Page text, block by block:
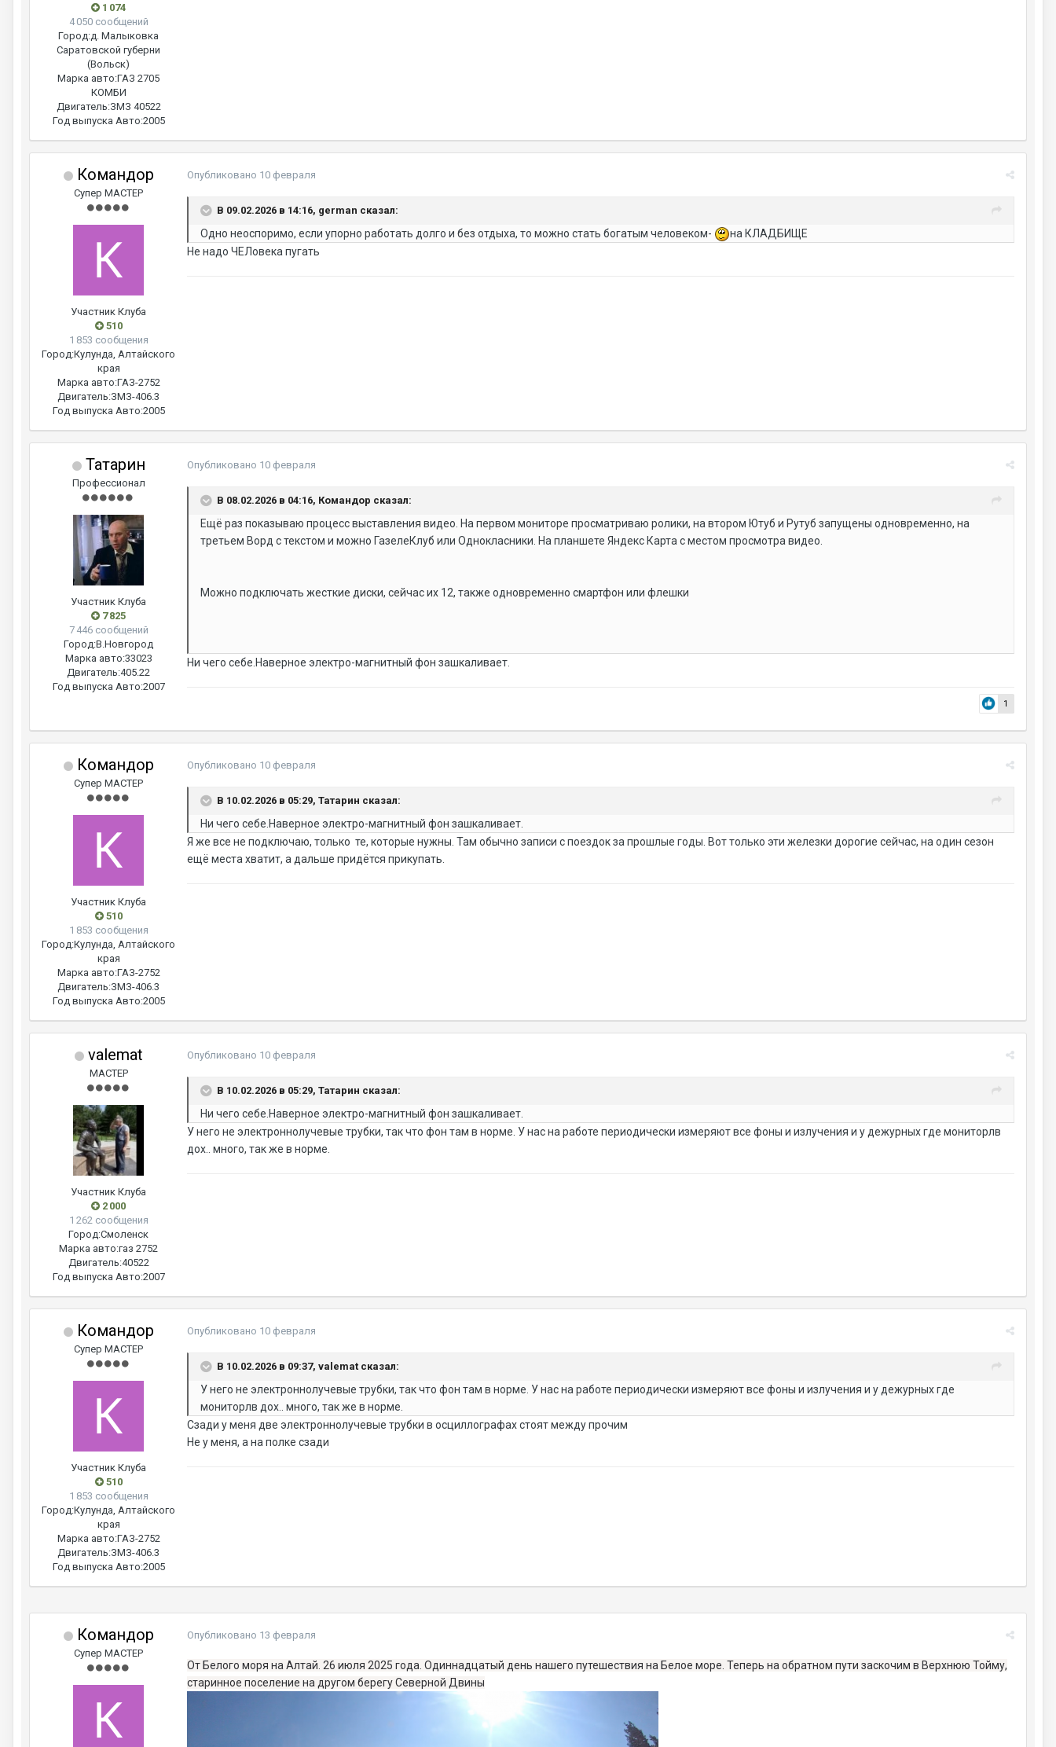
1 074
4 050 сообщений
Город:д. Малыковка
Саратовской губерни
(Вольск)
Марка авто:ГАЗ 2705
КОМБИ
Двигатель:ЗМЗ 40522
Год выпуска Авто:2005
Командор
Супер МАСТЕР
Участник Клуба
510
1 853 сообщения
Город:Кулунда, Алтайского
края
Марка авто:ГАЗ-2752
Двигатель:ЗМЗ-406.3
Год выпуска Авто:2005
Опубликовано 10 февраля
В 09.02.2026 в 14:16, german сказал:
Одно неоспоримо, если упорно работать долго и без отдыха, то можно стать богатым человеком-
на КЛАДБИЩЕ
Не надо ЧЕЛовека пугать
Татарин
Профессионал
Участник Клуба
7 825
7 446 сообщений
Город:В.Новгород
Марка авто:33023
Двигатель:405.22
Год выпуска Авто:2007
Опубликовано 10 февраля
В 08.02.2026 в 04:16, Командор сказал:
Ещё раз показываю процесс выставления видео. На первом мониторе просматриваю ролики, на втором Ютуб и Рутуб запущены одновременно, на
третьем Ворд с текстом и можно ГазелеКлуб или Однокласники. На планшете Яндекс Карта с местом просмотра видео.
Можно подключать жесткие диски, сейчас их 12, также одновременно смартфон или флешки
Ни чего себе.Наверное электро-магнитный фон зашкаливает.
1
Командор
Супер МАСТЕР
Участник Клуба
510
1 853 сообщения
Город:Кулунда, Алтайского
края
Марка авто:ГАЗ-2752
Двигатель:ЗМЗ-406.3
Год выпуска Авто:2005
Опубликовано 10 февраля
В 10.02.2026 в 05:29, Татарин сказал:
Ни чего себе.Наверное электро-магнитный фон зашкаливает.
Я же все не подключаю, только те, которые нужны. Там обычно записи с поездок за прошлые годы. Вот только эти железки дорогие сейчас, на один сезон
ещё места хватит, а дальше придётся прикупать.
valemat
МАСТЕР
Участник Клуба
2 000
1 262 сообщения
Город:Смоленск
Марка авто:газ 2752
Двигатель:40522
Год выпуска Авто:2007
Опубликовано 10 февраля
В 10.02.2026 в 05:29, Татарин сказал:
Ни чего себе.Наверное электро-магнитный фон зашкаливает.
У него не электроннолучевые трубки, так что фон там в норме. У нас на работе периодически измеряют все фоны и излучения и у дежурных где мониторлв
дох.. много, так же в норме.
Командор
Супер МАСТЕР
Участник Клуба
510
1 853 сообщения
Город:Кулунда, Алтайского
края
Марка авто:ГАЗ-2752
Двигатель:ЗМЗ-406.3
Год выпуска Авто:2005
Опубликовано 10 февраля
В 10.02.2026 в 09:37, valemat сказал:
У него не электроннолучевые трубки, так что фон там в норме. У нас на работе периодически измеряют все фоны и излучения и у дежурных где
мониторлв дох.. много, так же в норме.
Сзади у меня две электроннолучевые трубки в осциллографах стоят между прочим
Не у меня, а на полке сзади
Командор
Супер МАСТЕР
Опубликовано 13 февраля
От Белого моря на Алтай. 26 июля 2025 года. Одиннадцатый день нашего путешествия на Белое море. Теперь на обратном пути заскочим в Верхнюю Тойму,
старинное поселение на другом берегу Северной Двины